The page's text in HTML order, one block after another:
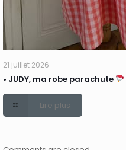
21 juillet 2026
• JUDY, ma robe parachute
Lire plus